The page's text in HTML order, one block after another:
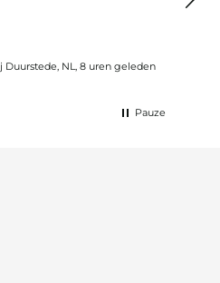
Duurstede, NL, 8 uren geleden
Pauze